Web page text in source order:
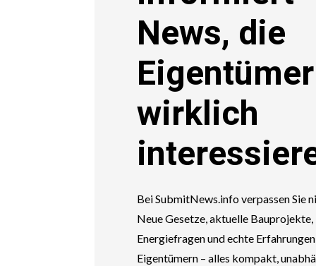
News, die
Eigentümer
wirklich
Bei SubmitNews.info verpassen Sie
Neue Gesetze, aktuelle
Energiefragen und echte
Eigentümern – alles kompakt,